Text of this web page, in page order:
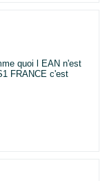
permettant
en évidence les
étendre votre
pour [votre
dans les
reste
de
recherche, sans
en vente avant
?
mis en vente à
vos titres de
resteront actifs,
quoi l EAN n'est
FRANCE c'est